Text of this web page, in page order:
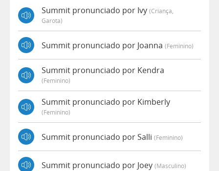
Summit pronunciado por Ivy (criança,
Garota)
Summit pronunciado por Joanna (feminino)
Summit pronunciado por Kendra
(feminino)
Summit pronunciado por Kimberly
(feminino)
Summit pronunciado por Salli (feminino)
Summit pronunciado por Joey (masculino)